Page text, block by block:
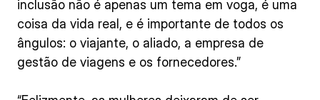
inclusão não é apenas um tema em voga, é uma
coisa da vida real, e é importante de todos os
ângulos: o viajante, o aliado, a empresa de
gestão de viagens e os fornecedores.”